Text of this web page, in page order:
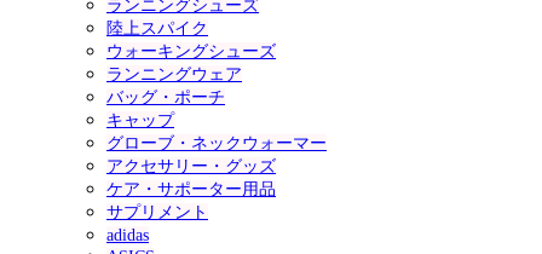
ランニングシューズ
陸上スパイク
ウォーキングシューズ
ランニングウェア
バッグ・ポーチ
キャップ
グローブ・ネックウォーマー
アクセサリー・グッズ
ケア・サポーター用品
サプリメント
adidas